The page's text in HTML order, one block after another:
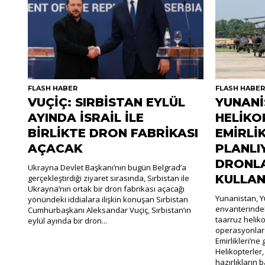
FLASH HABER
VUÇİÇ: SIRBİSTAN EYLÜL
AYINDA İSRAİL İLE
BİRLİKTE DRON FABRİKASI
AÇACAK
Ukrayna Devlet Başkanı’nın bugün Belgrad’a
gerçekleştirdiği ziyaret sırasında, Sırbistan ile
Ukrayna’nın ortak bir dron fabrikası açacağı
yönündeki iddialara ilişkin konuşan Sırbistan
Cumhurbaşkanı Aleksandar Vuçiç, Sırbistan’ın
eylül ayında bir dron...
FLASH HABER
Yunanistan,
taarruz
hazırlıkların